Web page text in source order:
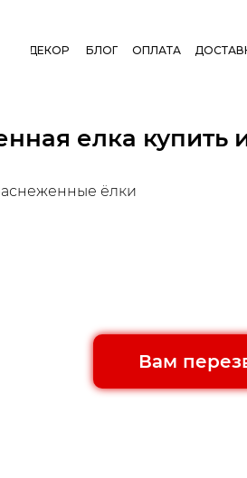
ОПЛАТА
БЛОГ
ДЕКОР
елка купить
ёлки
Вам